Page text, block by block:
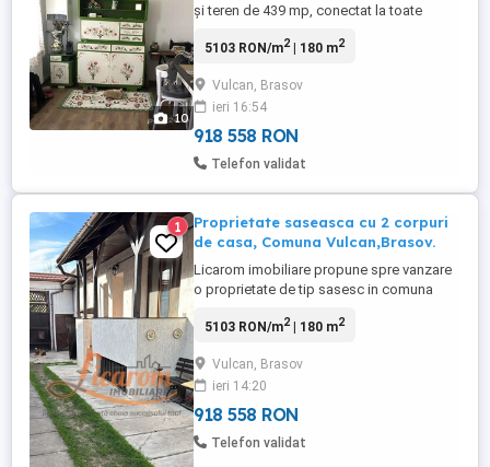
10
și teren de 439 mp, conectat la toate
Prima casa este compusă din 3 camere
bai, bucătărie, cămara și veranda
spațioasă - suprafața: 159 mp. A doua
casa este compusă din doua ...
5103 RON/m2| 180 m2
Vulcan, Brasov
ieri 16:54
918 558 RON
Telefon validat
1
Proprietate saseasca cu 2 corpuri
de casa, Comuna Vulcan,Brasov.
Licarom imobiliare propune spre vanzare
o proprietate de tip sasesc in comuna
este una foarte buna, intr-o zona centrala
principala. Proprietatea este compusa din
doua case și teren de 439 mp, conectat la
toate utilitățile: ...
5103 RON/m2| 180 m2
Vulcan, Brasov
ieri 14:20
918 558 RON
Telefon validat